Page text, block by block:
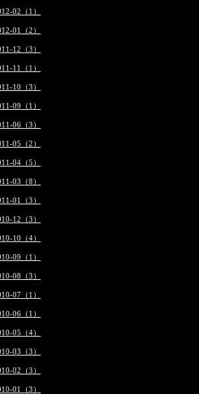
02（1）
01（2）
12（3）
11（1）
10（3）
09（1）
06（3）
05（2）
04（5）
03（8）
01（3）
12（3）
10（4）
09（1）
08（3）
07（1）
06（1）
05（4）
03（3）
02（3）
01（3）